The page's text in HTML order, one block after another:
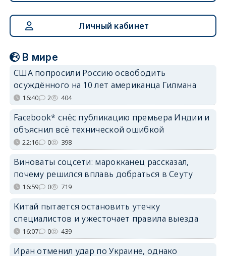
Личный кабинет
В мире
США попросили Россию освободить
осуждённого на 10 лет американца Гилмана
16:40 2 404
Facebook* снёс публикацию премьера Индии и
объяснил всё технической ошибкой
22:16 0 398
Виноваты соцсети: марокканец рассказал,
почему решился вплавь добраться в Сеуту
16:59 0 719
Китай пытается остановить утечку
специалистов и ужесточает правила выезда
16:07 0 439
Иран отменил удар по Украине, однако